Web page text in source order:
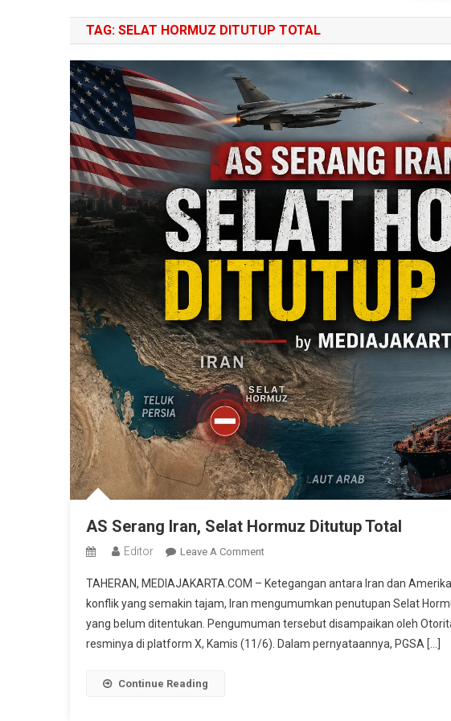
TAG: SELAT HORMUZ DITUTUP TOTAL
AS Serang Iran, Selat Hormuz Ditutup Total
Editor Leave A CommentOn
Serang
Iran,
Selat
Hormuz
TAHERAN, MEDIAJAKARTA.COM – Ketegangan antara Iran dan
konflik yang semakin tajam, Iran mengumumkan penutupan Selat
yang belum ditentukan. Pengumuman tersebut disampaikan oleh
resminya di platform X, Kamis (11/6). Dalam pernyataannya, PGSA […]
Continue Reading